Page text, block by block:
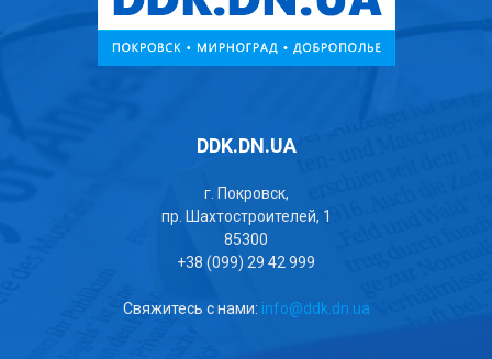
DDK.DN.UA
г. Покровск,
пр. Шахтостроителей, 1
85300
+38 (099) 29 42 999
Свяжитесь с нами: info@ddk.dn.ua